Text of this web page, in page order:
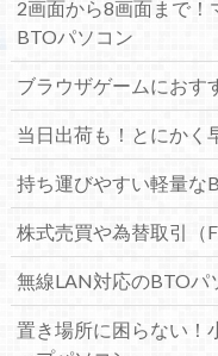
2画面から8画面まで
BTOパソコン
ブラウザゲームにおす
当日出荷も！とにかく
持ち運びやすい軽量な
株式売買や為替取引（
無線LAN対応のBTOパ
置き場所に困らない！